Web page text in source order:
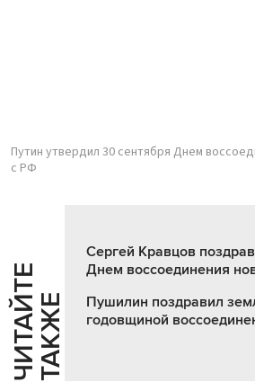
Путин утвердил 30 сентября Днем
с РФ
Ч
И
Т
АЙ
Т
Е
Т
А
К
ЖЕ
Сергей Кравцов
Днем воссоединения
Пушилин поздравил
годовщиной